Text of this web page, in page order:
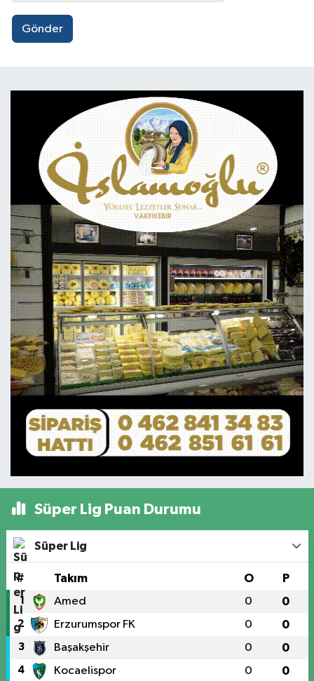
Gönder
Süper Lig Puan Durumu
Süper Lig
# Takım O P
1 Amed 0 0
2 Erzurumspor FK 0 0
3 Başakşehir 0 0
4 Kocaelispor 0 0